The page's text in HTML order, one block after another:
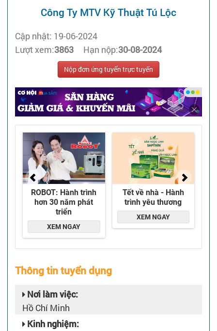
Công Ty MTV Kỹ Thuật Tú Lộc
Cập nhật: 19-06-2024
Lượt xem:3863 Hạn nộp:30-08-2024
Nộp đơn ứng tuyển trực tuyến
Thông tin tuyển dụng
Nơi làm việc:
Hồ Chí Minh
Kinh nghiệm: